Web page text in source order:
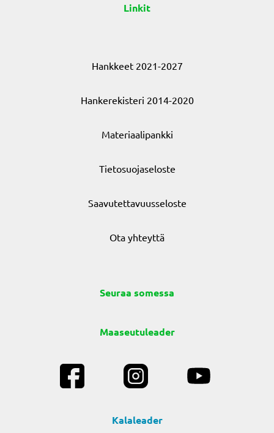
Linkit
Hankkeet 2021-2027
Hankerekisteri 2014-2020
Materiaalipankki
Tietosuojaseloste
Saavutettavuusseloste
Ota yhteyttä
Seuraa somessa
Maaseutuleader
Kalaleader